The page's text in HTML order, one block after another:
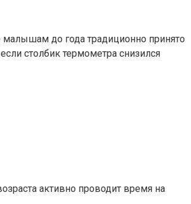
малышам до года традиционно принято
столбик термометра снизился
активно проводит время на